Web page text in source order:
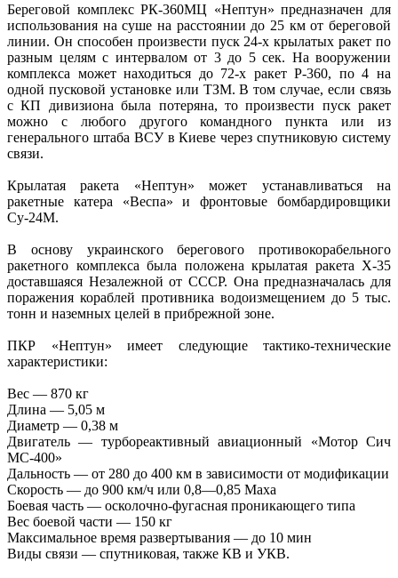
Береговой комплекс РК-360МЦ «Нептун» предназначен для
использования на суше на расстоянии до 25 км от береговой
линии. Он способен произвести пуск 24-х крылатых ракет по
разным целям с интервалом от 3 до 5 сек. На вооружении
комплекса может находиться до 72-х ракет Р-360, по 4 на
одной пусковой установке или ТЗМ. В том случае, если связь
с КП дивизиона была потеряна, то произвести пуск ракет
можно с любого другого командного пункта или из
генерального штаба ВСУ в Киеве через спутниковую систему
связи.
Крылатая ракета «Нептун» может устанавливаться на
ракетные катера «Веспа» и фронтовые бомбардировщики
Су-24М.
В основу украинского берегового противокорабельного
ракетного комплекса была положена крылатая ракета Х-35
доставшаяся Незалежной от СССР. Она предназначалась для
поражения кораблей противника водоизмещением до 5 тыс.
тонн и наземных целей в прибрежной зоне.
ПКР «Нептун» имеет следующие тактико-технические
характеристики:
Вес — 870 кг
Длина — 5,05 м
Диаметр — 0,38 м
Двигатель — турбореактивный авиационный «Мотор Сич
МС-400»
Дальность — от 280 до 400 км в зависимости от модификации
Скорость — до 900 км/ч или 0,8—0,85 Маха
Боевая часть — осколочно-фугасная проникающего типа
Вес боевой части — 150 кг
Максимальное время развертывания — до 10 мин
Виды связи — спутниковая, также КВ и УКВ.